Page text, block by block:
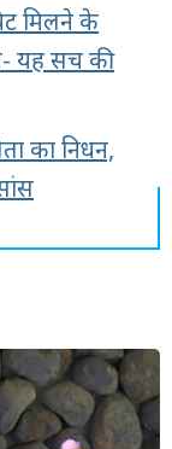
मिलने के
यह सच की
का निधन,